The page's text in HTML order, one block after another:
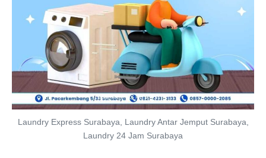
Laundry Express Surabaya, Laundry Antar Jemput Surabaya,
Laundry 24 Jam Surabaya